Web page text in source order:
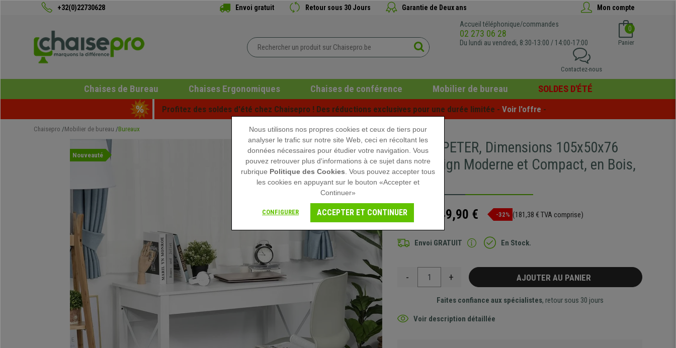
+32(0)22730628 Envoi gratuit Retour sous 30 Jours Garantie de Deux ans Mon compte
Accueil téléphonique/commandes
02 273 06 28
Du lundi au vendredi, 8:30-13:00 / 14:00-17:00
0
Panier
Contactez-nous
Chaises de Bureau Chaises Ergonomiques Chaises de conférence Mobilier de bureau SOLDES D'ÉTÉ
Profitez des soldes d'été chez Chaisepro ! Des réductions exclusives pour une durée limitée - Voir l'offre -
Chaisepro Mobilier de bureau Bureaux
Nouveauté
Bureau PETER, Dimensions 105x50x76
cm, Design Moderne et Compact, en Bois,
Blanc
219,90 € 149,90 € -32% (181,38 € TVA comprise)
Envoi GRATUIT En Stock.
- + AJOUTER AU PANIER
Faites confiance aux spécialistes, retour sous 30 jours
Voir description détaillée
Nous utilisons nos propres cookies et ceux de tiers pour
analyser le trafic sur notre site Web, ceci en récoltant les
données nécessaires pour étudier votre navigation. Vous
pouvez retrouver plus d'informations à ce sujet dans notre
rubrique Politique des Cookies . Vous pouvez accepter tous
les cookies en appuyant sur le bouton «Accepter et
Continuer»
CONFIGURER ACCEPTER ET CONTINUER